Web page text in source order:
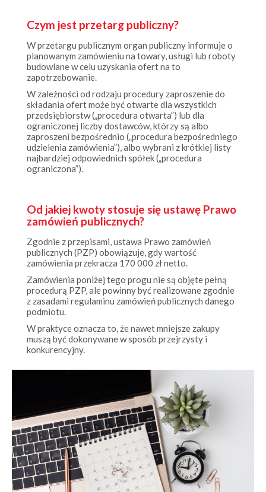
W przetargu publicznym organ publiczny informuje o
planowanym zamówieniu na towary, usługi lub roboty
budowlane w celu uzyskania ofert na to
zapotrzebowanie.
W zależności od rodzaju procedury zaproszenie do
składania ofert może być otwarte dla wszystkich
przedsiębiorstw („procedura otwarta”) lub dla
ograniczonej liczby dostawców, którzy są albo
zaproszeni bezpośrednio („procedura bezpośredniego
udzielenia zamówienia”), albo wybrani z krótkiej listy
najbardziej odpowiednich spółek („procedura
ograniczona”).
zamówień publicznych?
Zgodnie z przepisami, ustawa Prawo zamówień
publicznych (PZP) obowiązuje, gdy wartość
zamówienia przekracza 170 000 zł netto.
Zamówienia poniżej tego progu nie są objęte pełną
procedurą PZP, ale powinny być realizowane zgodnie
z zasadami regulaminu zamówień publicznych danego
podmiotu.
W praktyce oznacza to, że nawet mniejsze zakupy
muszą być dokonywane w sposób przejrzysty i
konkurencyjny.